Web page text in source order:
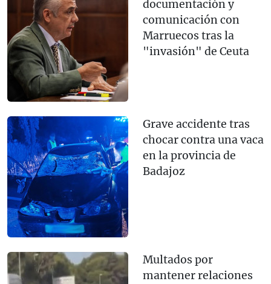
documentación y
comunicación con
Marruecos tras la
"invasión" de Ceuta
Grave accidente tras
chocar contra una vaca
en la provincia de
Badajoz
Multados por
mantener relaciones